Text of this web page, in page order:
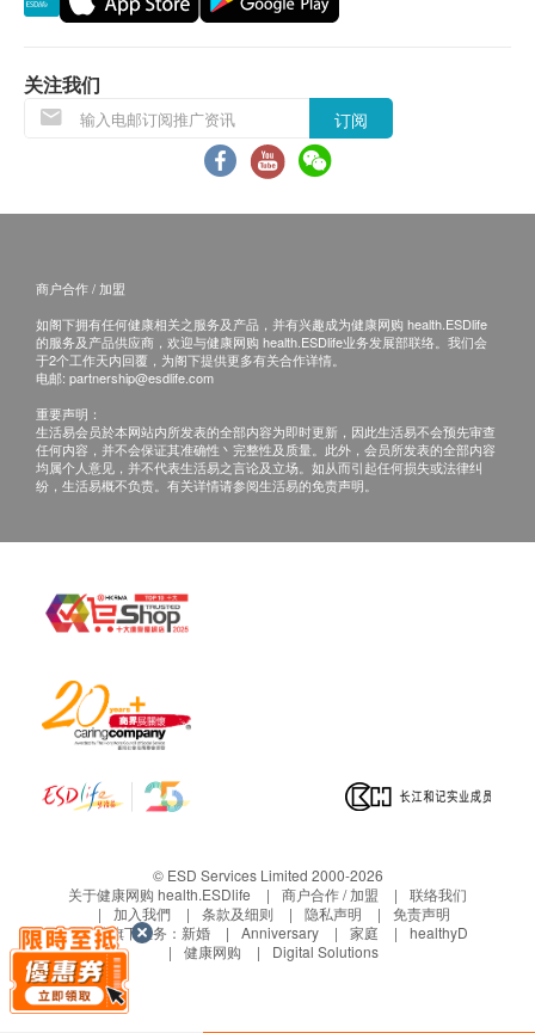
每片含315毫克钙质和200IU维他命D3
成人：每日两次，每次一至两粒，或遵照医生、药剂
师指示服用
当顾客收取已订购之货品时，有责任检查货品是否
有损毁情况，一经确认签收，恕不接受退换。
退换产品必须包装完整，如退换之产品有任何残缺
或过期退回，供应商有权不受理。
如有其他损坏或遗漏查询，顾客必须保留有效收据
球药业有限公司 客户服务部跟进。
关注我们
订阅
商户合作 / 加盟
如阁下拥有任何健康相关之服务及产品，并有兴趣成为健康网购 health.ESDlife
的服务及产品供应商，欢迎与健康网购 health.ESDlife业务发展部联络。我们会
于2个工作天内回覆，为阁下提供更多有关合作详情。
电邮: partnership@esdlife.com
重要声明：
生活易会员於本网站内所发表的全部内容为即时更新，因此生活易不会预先审查
任何内容，并不会保证其准确性丶完整性及质量。此外，会员所发表的全部内容
均属个人意见，并不代表生活易之言论及立场。如从而引起任何损失或法律纠
纷，生活易概不负责。有关详情请参阅生活易的免责声明。
© ESD Services Limited 2000-2026
关于健康网购 health.ESDlife
商户合作 / 加盟
联络我们
加入我們
条款及细则 隐私声明
免责声明
生活易旗下业务： 新婚 Anniversary 家庭
healthyD
健康网购
Digital Solutions